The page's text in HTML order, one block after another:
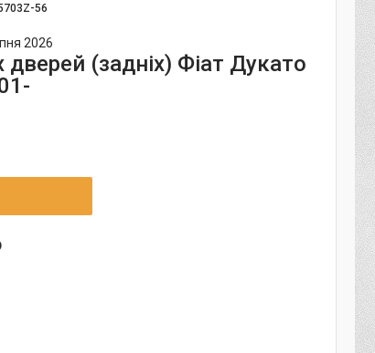
56
2026
дверей (задніх) Фіат Дукато